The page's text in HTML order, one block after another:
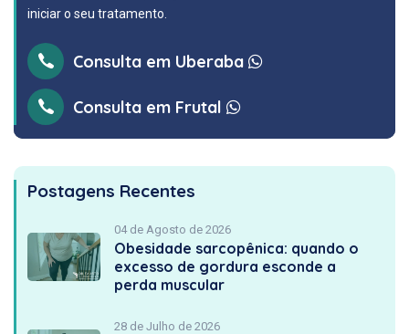
iniciar o seu tratamento.
Consulta em Uberaba
Consulta em Frutal
Postagens Recentes
04 de Agosto de 2026
Obesidade sarcopênica: quando o
excesso de gordura esconde a
perda muscular
28 de Julho de 2026